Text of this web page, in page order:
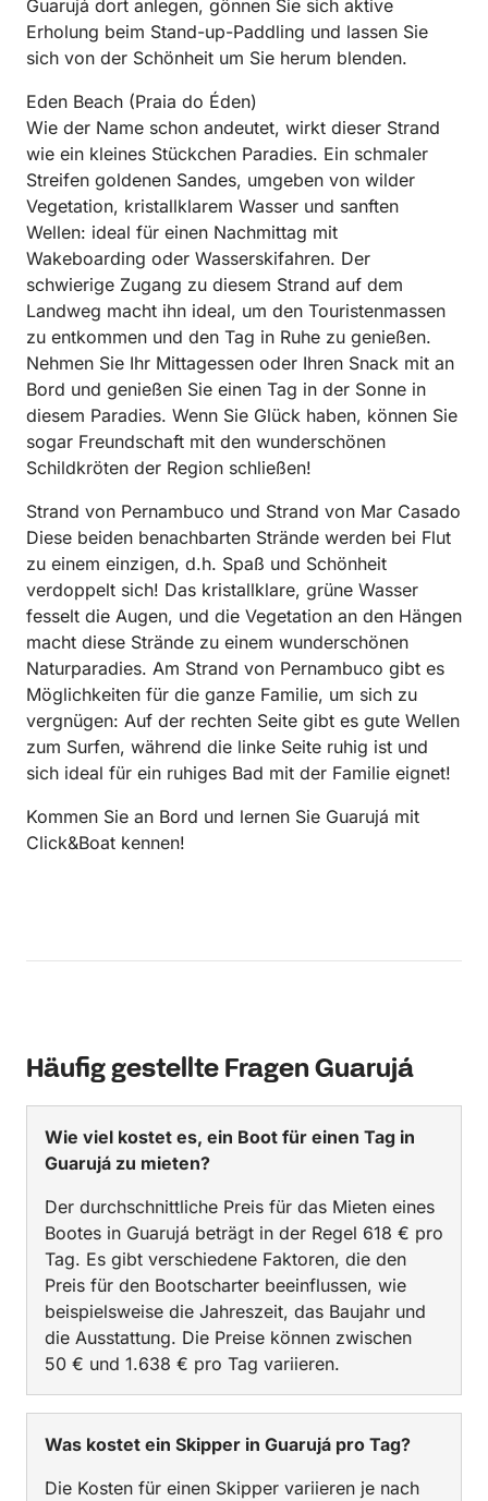
Guarujá dort anlegen, gönnen Sie sich aktive
Erholung beim Stand-up-Paddling und lassen Sie
sich von der Schönheit um Sie herum blenden.
Eden Beach (Praia do Éden)
Wie der Name schon andeutet, wirkt dieser Strand
wie ein kleines Stückchen Paradies. Ein schmaler
Streifen goldenen Sandes, umgeben von wilder
Vegetation, kristallklarem Wasser und sanften
Wellen: ideal für einen Nachmittag mit
Wakeboarding oder Wasserskifahren. Der
schwierige Zugang zu diesem Strand auf dem
Landweg macht ihn ideal, um den Touristenmassen
zu entkommen und den Tag in Ruhe zu genießen.
Nehmen Sie Ihr Mittagessen oder Ihren Snack mit an
Bord und genießen Sie einen Tag in der Sonne in
diesem Paradies. Wenn Sie Glück haben, können Sie
sogar Freundschaft mit den wunderschönen
Schildkröten der Region schließen!
Strand von Pernambuco und Strand von Mar Casado
Diese beiden benachbarten Strände werden bei Flut
zu einem einzigen, d.h. Spaß und Schönheit
verdoppelt sich! Das kristallklare, grüne Wasser
fesselt die Augen, und die Vegetation an den Hängen
macht diese Strände zu einem wunderschönen
Naturparadies. Am Strand von Pernambuco gibt es
Möglichkeiten für die ganze Familie, um sich zu
vergnügen: Auf der rechten Seite gibt es gute Wellen
zum Surfen, während die linke Seite ruhig ist und
sich ideal für ein ruhiges Bad mit der Familie eignet!
Kommen Sie an Bord und lernen Sie Guarujá mit
Click&Boat kennen!
Häufig gestellte Fragen Guarujá
Wie viel kostet es, ein Boot für einen Tag in
Guarujá zu mieten?
Der durchschnittliche Preis für das Mieten eines
Bootes in Guarujá beträgt in der Regel 618 € pro
Tag. Es gibt verschiedene Faktoren, die den
Preis für den Bootscharter beeinflussen, wie
beispielsweise die Jahreszeit, das Baujahr und
die Ausstattung. Die Preise können zwischen
50 € und 1.638 € pro Tag variieren.
Was kostet ein Skipper in Guarujá pro Tag?
Die Kosten für einen Skipper variieren je nach